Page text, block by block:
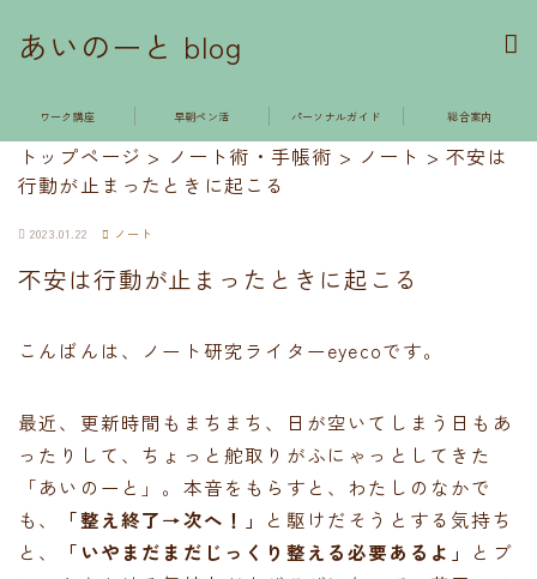
あいのーと blog
ワーク講座 早朝ペン活 パーソナルガイド 総合案内
トップページ > ノート術・手帳術 > ノート >不安は
行動が止まったときに起こる
2023.01.22 ノート
不安は行動が止まったときに起こる
こんばんは、ノート研究ライターeyecoです。
最近、更新時間もまちまち、日が空いてしまう日もあ
ったりして、ちょっと舵取りがふにゃっとしてきた
「あいのーと」。本音をもらすと、わたしのなかで
も、
「整え終了→次へ！」
と駆けだそうとする気持ち
と、
「いやまだまだじっくり整える必要あるよ」
とブ